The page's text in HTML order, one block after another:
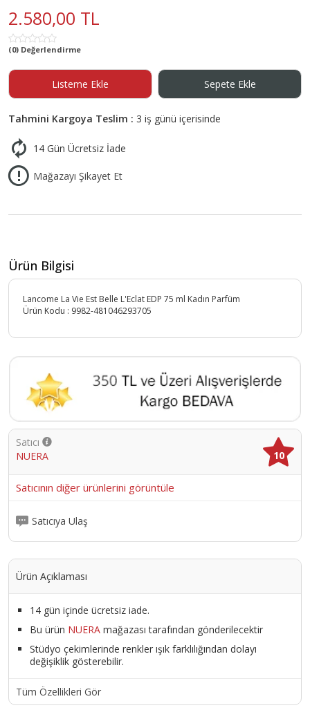
2.580,00 TL
(0) Değerlendirme
Listeme Ekle Sepete Ekle
Tahmini Kargoya Teslim : 3 iş günü içerisinde
14 Gün Ücretsiz İade
Mağazayı Şikayet Et
Ürün Bilgisi
Lancome La Vie Est Belle L'Eclat EDP 75 ml Kadın Parfüm
Ürün Kodu : 9982-481046293705
Satıcı
NUERA
10
Satıcının diğer ürünlerini görüntüle
Satıcıya Ulaş
Ürün Açıklaması
14 gün içinde ücretsiz iade.
Bu ürün NUERA mağazası tarafından gönderilecektir
Stüdyo çekimlerinde renkler ışık farklılığından dolayı
değişiklik gösterebilir.
Tüm Özellikleri Gör